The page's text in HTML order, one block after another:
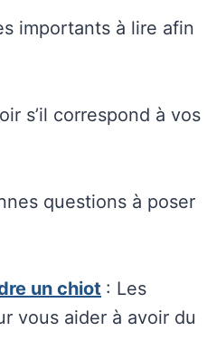
importants à lire afin
s’il correspond à vos
questions à poser
un chiot : Les
vous aider à avoir du